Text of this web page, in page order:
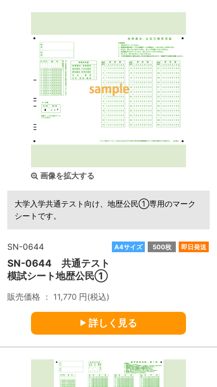
画像を拡大する
大学入学共通テスト向け、地歴公民①専用のマーク
シートです。
A4サイズ 500枚 即日発送
SN-0644
SN-0644 共通テスト
模試シート地歴公民①
販売価格 ： 11,770 円(税込)
詳しく見る